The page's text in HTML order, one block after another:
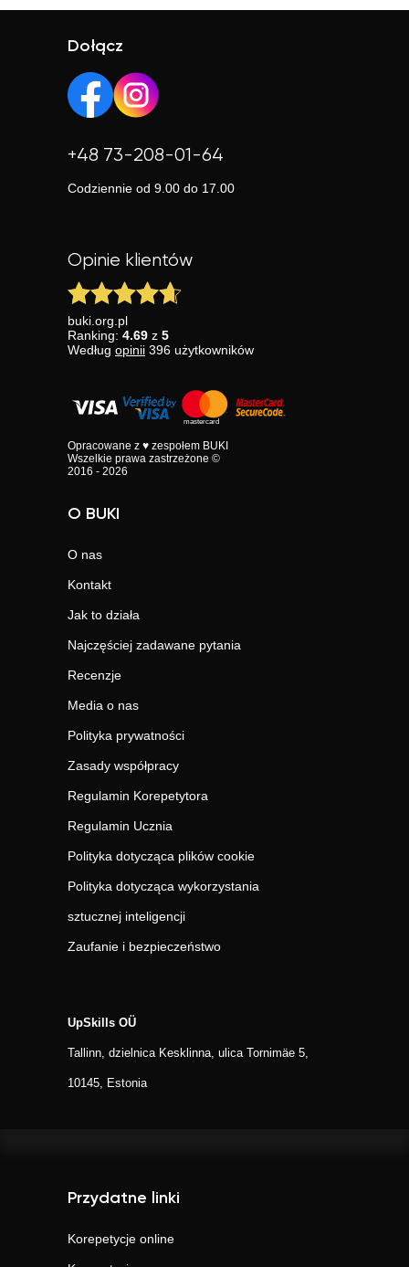
Dołącz
+48 73-208-01-64
Codziennie od 9.00 do 17.00
Opinie klientów
buki.org.pl
Ranking: 4.69 z 5
Według opinii 396 użytkowników
Opracowane z ♥ zespołem BUKI
Wszelkie prawa zastrzeżone ©
2016 - 2026
O BUKI
O nas
Kontakt
Jak to działa
Najczęściej zadawane pytania
Recenzje
Media o nas
Polityka prywatności
Zasady współpracy
Regulamin Korepetytora
Regulamin Ucznia
Polityka dotycząca plików cookie
Polityka dotycząca wykorzystania
sztucznej inteligencji
Zaufanie i bezpieczeństwo
UpSkills OÜ
Tallinn, dzielnica Kesklinna, ulica Tornimäe 5,
10145, Estonia
Przydatne linki
Korepetycje online